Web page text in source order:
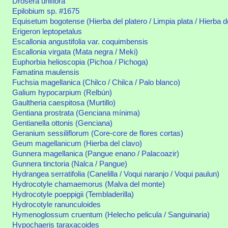
Epilobium sp. #1675
Equisetum bogotense (Hierba del platero / Limpia plata / Hierba
Erigeron leptopetalus
Escallonia angustifolia var. coquimbensis
Escallonia virgata (Mata negra / Meki)
Euphorbia helioscopia (Pichoa / Pichoga)
Famatina maulensis
Fuchsia magellanica (Chilco / Chilca / Palo blanco)
Galium hypocarpium (Relbún)
Gaultheria caespitosa (Murtillo)
Gentiana prostrata (Genciana mínima)
Gentianella ottonis (Genciana)
Geranium sessiliflorum (Core-core de flores cortas)
Geum magellanicum (Hierba del clavo)
Gunnera magellanica (Pangue enano / Palacoazir)
Gunnera tinctoria (Nalca / Pangue)
Hydrangea serratifolia (Canelilla / Voqui naranjo / Voqui paulun)
Hydrocotyle chamaemorus (Malva del monte)
Hydrocotyle poeppigii (Tembladerilla)
Hydrocotyle ranunculoides
Hymenoglossum cruentum (Helecho pelicula / Sanguinaria)
Hypochaeris taraxacoides